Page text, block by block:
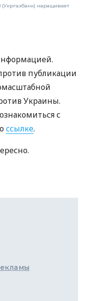
наращивает
публикации
Украины.
с
ссылке.